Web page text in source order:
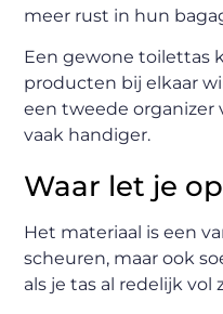
meer rust in hun
Een gewone toilettas
producten bij elkaar
een tweede organizer
vaak handiger.
Waar let je
Het materiaal is een
scheuren, maar ook
als je tas al redelijk vol